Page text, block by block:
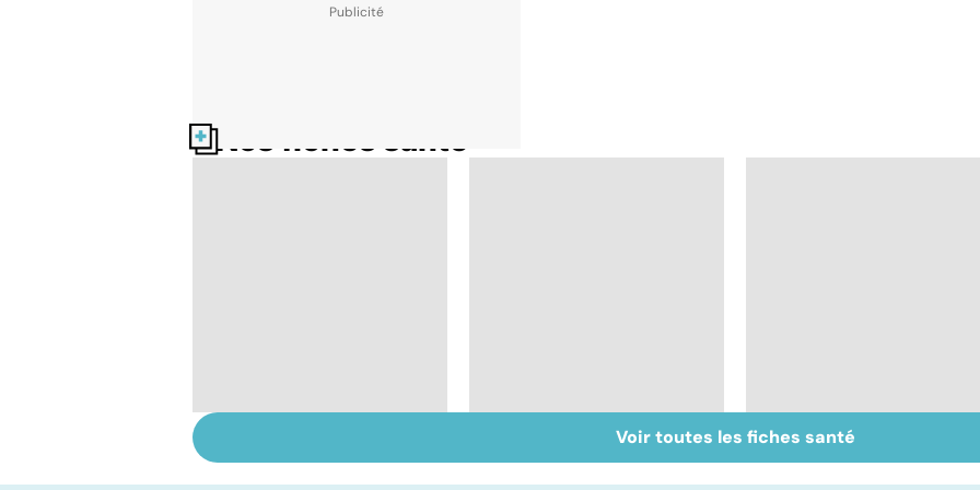
Nos fiches santé
fonctionnent
Faire du sport à
domicile, c'est facile !
Don de gamètes : le
pour et le contre
Voir toutes les fiches santé